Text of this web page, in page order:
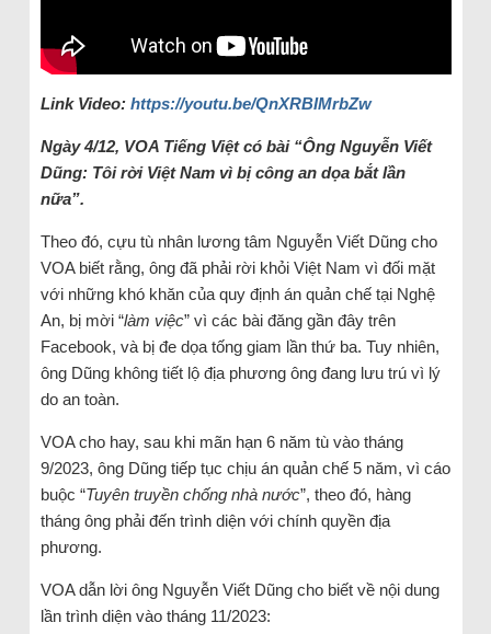
Link Video: https://youtu.be/QnXRBIMrbZw
Ngày 4/12, VOA Tiếng Việt có bài “Ông Nguyễn Viết
Dũng: Tôi rời Việt Nam vì bị công an dọa bắt lần
nữa”.
Theo đó, cựu tù nhân lương tâm Nguyễn Viết Dũng cho
VOA biết rằng, ông đã phải rời khỏi Việt Nam vì đối mặt
với những khó khăn của quy định án quản chế tại Nghệ
An, bị mời “làm việc” vì các bài đăng gần đây trên
Facebook, và bị đe dọa tống giam lần thứ ba. Tuy nhiên,
ông Dũng không tiết lộ địa phương ông đang lưu trú vì lý
do an toàn.
VOA cho hay, sau khi mãn hạn 6 năm tù vào tháng
9/2023, ông Dũng tiếp tục chịu án quản chế 5 năm, vì cáo
buộc “Tuyên truyền chống nhà nước”, theo đó, hàng
tháng ông phải đến trình diện với chính quyền địa
phương.
VOA dẫn lời ông Nguyễn Viết Dũng cho biết về nội dung
lần trình diện vào tháng 11/2023: